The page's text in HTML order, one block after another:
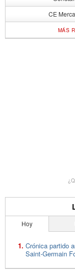
CE
MÁS
Hoy
Crónica partido
Saint-Germain